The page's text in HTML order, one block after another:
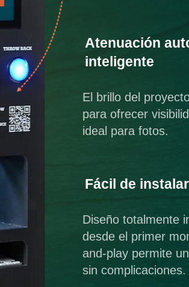
Atenuación
inteligente
El brillo del
para ofrecer
ideal para fotos.
Fácil de instalar
Diseño totalmente
desde el primer
and-play permite
sin complicaciones.